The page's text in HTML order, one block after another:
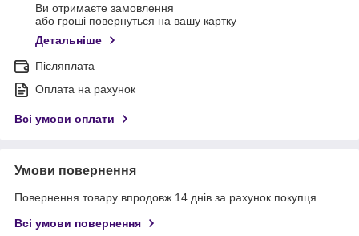
Ви отримаєте замовлення
або гроші повернуться на вашу картку
Детальніше
Післяплата
Оплата на рахунок
Всі умови оплати
Умови повернення
Повернення товару впродовж 14 днів за рахунок покупця
Всі умови повернення